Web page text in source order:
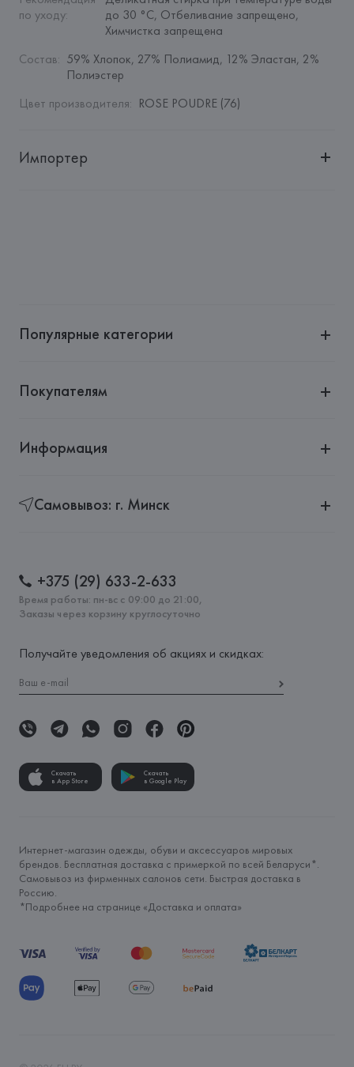
по уходу:
до 30 °C, Отбеливание запрещено,
Химчистка запрещена
Состав: 59% Хлопок, 27% Полиамид, 12% Эластан, 2%
Полиэстер
Цвет производителя: ROSE POUDRE (76)
Импортер
Страна происхождения товара:
Популярные категории
Покупателям
Информация
Самовывоз: г. Минск
+375 (29) 633-2-633
Время работы: пн-вс с 09:00 до 21:00,
Заказы через корзину круглосуточно
Получайте уведомления об акциях и скидках:
Скачать
в App Store
Скачать
в Google Play
Интернет-магазин одежды, обуви и аксессуаров мировых
брендов. Бесплатная доставка с примеркой по всей Беларуси*.
Самовывоз из фирменных салонов сети. Быстрая доставка в
Россию.
*Подробнее на странице «Доставка и оплата»